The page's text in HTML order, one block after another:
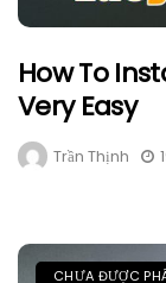
How To
Very Easy
Trần Thịnh
CHƯA ĐƯỢC